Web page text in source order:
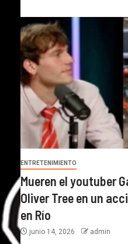
ENTRETENIMIENTO
Mueren el youtuber
Oliver Tree en un
en Río
junio 14, 2026 admin